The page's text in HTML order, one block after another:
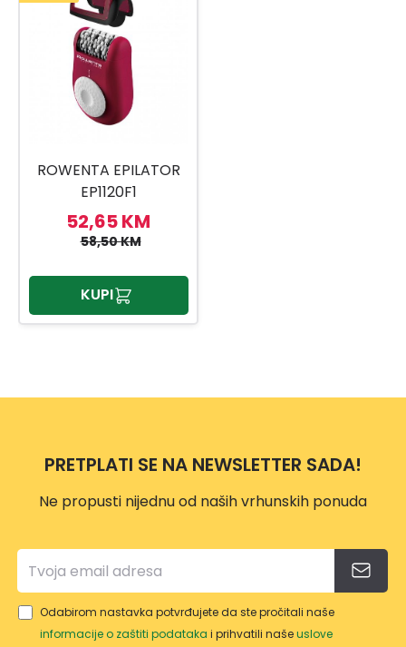
ROWENTA EPILATOR
EP1120F1
52,65 KM
58,50 KM
KUPI
PRETPLATI SE NA NEWSLETTER SADA!
Ne propusti nijednu od naših vrhunskih ponuda
Odabirom nastavka potvrđujete da ste pročitali naše
informacije o zaštiti podataka i prihvatili našeuslove